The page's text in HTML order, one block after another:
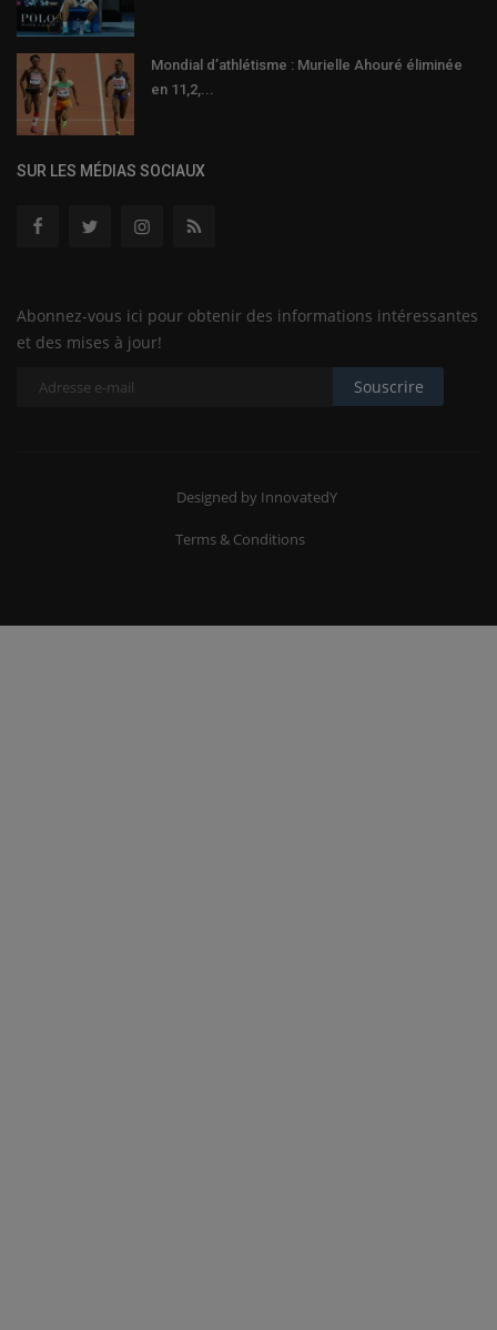
Mondial d’athlétisme : Murielle Ahouré éliminée
en 11,2,...
SUR LES MÉDIAS SOCIAUX
Abonnez-vous ici pour obtenir des informations intéressantes
et des mises à jour!
Souscrire
Designed by InnovatedY
Terms & Conditions